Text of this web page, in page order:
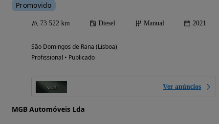
Promovido
73 522 km Diesel Manual 2021
São Domingos de Rana (Lisboa)
Profissional • Publicado
Ver anúncios
MGB Automóveis Lda